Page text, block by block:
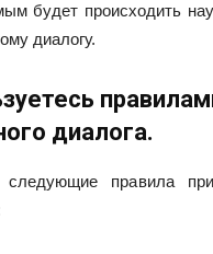
будет происходить
диалогу.
диалога.
следующие правила